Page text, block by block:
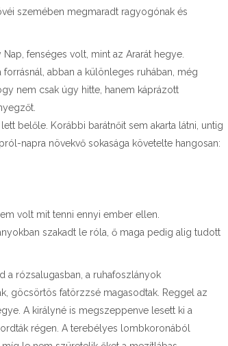
szemében megmaradt ragyogónak és
fenséges volt, mint az Ararát hegye.
abban a különleges ruhában, még
nem csak úgy hitte, hanem káprázott
belőle. Korábbi barátnőit sem akarta látni, untig
napra növekvő sokasága követelte hangosan:
volt mit tenni ennyi ember ellen.
szakadt le róla, ő maga pedig alig tudott
a rózsalugasban, a ruhafoszlányok
göcsörtös fatörzzsé magasodtak. Reggel az
A királyné is megszeppenve lesett ki a
régen. A terebélyes lombkoronából